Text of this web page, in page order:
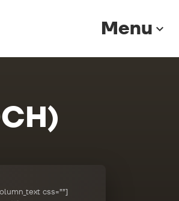
Menu expand_more
css=””]